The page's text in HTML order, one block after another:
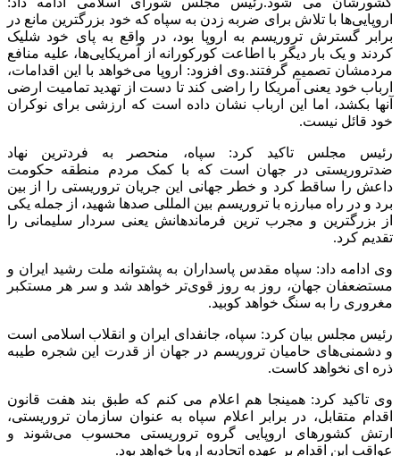
اروپایی‌ها با تلاش برای ضربه زدن به سپاه که خود بزرگترین مانع در
برابر گسترش تروریسم به اروپا بود، در واقع به پای خود شلیک
کردند و یک بار دیگر با اطاعت کورکورانه از آمریکایی‌ها، علیه منافع
مردمشان تصمیم گرفتند.وی افزود: اروپا می‌خواهد با این اقدامات،
ارباب خود یعنی آمریکا را راضی کند تا دست از تهدید تمامیت ارضی
آنها بکشد، اما این ارباب نشان داده است که ارزشی برای نوکران
خود قائل نیست.
رئیس مجلس تاکید کرد: سپاه، منحصر به فردترین نهاد
ضدتروریستی در جهان است که با کمک مردم منطقه حکومت
داعش را ساقط کرد و خطر جهانی این جریان تروریستی را از بین
برد و در راه مبارزه با تروریسم بین المللی صدها شهید، از جمله یکی
از بزرگترین و مجرب ترین فرماندهانش یعنی سردار سلیمانی را
تقدیم کرد.
وی ادامه داد: سپاه مقدس پاسداران به پشتوانه‌ ملت رشید ایران و
مستضعفان جهان، روز به روز قوی‌تر خواهد شد و سر هر مستکبر
مغروری را به سنگ خواهد کوبید.
رئیس مجلس بیان کرد: سپاه، جانفدای ایران و انقلاب اسلامی است
و دشمنی‌های حامیان تروریسم در جهان از قدرت این شجره‌ طیبه
ذره ای نخواهد کاست.
وی تاکید کرد: همینجا هم اعلام می کنم که طبق بند هفت قانون
اقدام متقابل، در برابر اعلام سپاه به عنوان سازمان تروریستی،
ارتش کشورهای اروپایی گروه تروریستی محسوب می‌شوند و
عواقب این اقدام بر عهده‌ اتحادیه‌ اروپا خواهد بود.